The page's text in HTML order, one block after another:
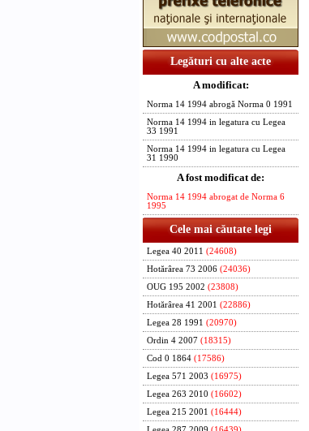
Legături cu alte acte
A modificat:
Norma 14 1994 abrogă Norma 0 1991
Norma 14 1994 in legatura cu Legea
33 1991
Norma 14 1994 in legatura cu Legea
31 1990
A fost modificat de:
Norma 14 1994 abrogat de Norma 6
1995
Cele mai căutate legi
Legea 40 2011 (24608)
Hotărârea 73 2006 (24036)
OUG 195 2002 (23808)
Hotărârea 41 2001 (22886)
Legea 28 1991 (20970)
Ordin 4 2007 (18315)
Cod 0 1864 (17586)
Legea 571 2003 (16975)
Legea 263 2010 (16602)
Legea 215 2001 (16444)